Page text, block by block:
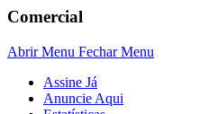
Comercial
Abrir Menu Fechar Menu
Assine Já
Anuncie Aqui